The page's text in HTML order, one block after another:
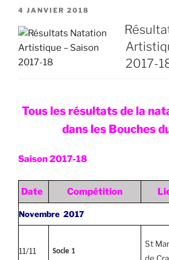
PUBLIÉ
4 JANVIER 2018
2017-
Tous les résultats de la
dans les Bouches
Saison 2017-18
Date Compétition
Novembre 2017
11/11 Socle 1
St
de